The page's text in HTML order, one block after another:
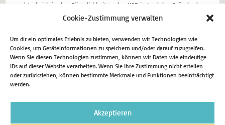
Cookie-Zustimmung verwalten
Um dir ein optimales Erlebnis zu bieten, verwenden wir Technologien wie
Cookies, um Geräteinformationen zu speichern und/oder darauf zuzugreifen.
Wenn Sie diesen Technologien zustimmen, können wir Daten wie eindeutige
IDs auf dieser Website verarbeiten. Wenn Sie Ihre Zustimmung nicht erteilen
oder zurückziehen, können bestimmte Merkmale und Funktionen beeinträchtigt
werden.
Akzeptieren
und traf sich in den Räumlichkeiten des KSB in Iserlohn-Dröschede
mit Günther Nülle (1. Vorsitzender) und Sebastian Pahlke
(Geschäftsführer) zu einemintensiven Erfahrungsaustausch zu den
29. Mai 2024 Aktuell